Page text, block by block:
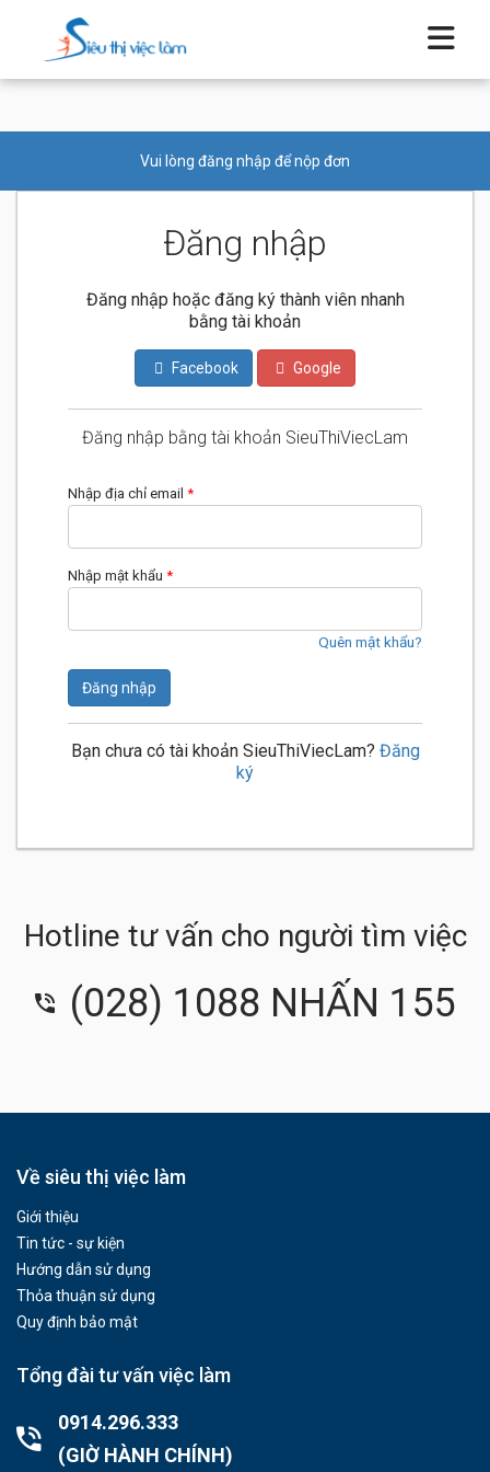
Vui lòng đăng nhập để nộp đơn
Đăng nhập
Đăng nhập hoặc đăng ký thành viên nhanh
bằng tài khoản
Facebook Google
Đăng nhập bằng tài khoản SieuThiViecLam
Nhập địa chỉ email *
Nhập mật khẩu *
Quên mật khẩu?
Đăng nhập
Bạn chưa có tài khoản SieuThiViecLam? Đăng
ký
Hotline tư vấn cho người tìm việc
(028) 1088 NHẤN 155
Về siêu thị việc làm
Giới thiệu
Tin tức - sự kiện
Hướng dẫn sử dụng
Thỏa thuận sử dụng
Quy định bảo mật
Tổng đài tư vấn việc làm
0914.296.333
(GIỜ HÀNH CHÍNH)